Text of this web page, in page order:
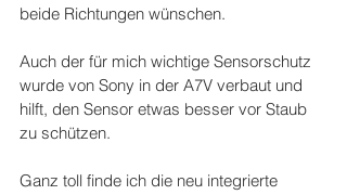
beide Richtungen wünschen.
Auch der für mich wichtige Sensorschutz
wurde von Sony in der A7V verbaut und
hilft, den Sensor etwas besser vor Staub
zu schützen.
Ganz toll finde ich die neu integrierte